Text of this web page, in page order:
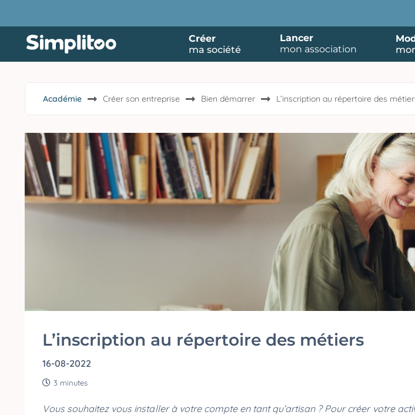
Créer
ma société
Lancer
mon association
Académie Créer son entreprise Bien démarrer L’inscription au répertoire des
L’inscription au répertoire des métiers
16-08-2022
3 minutes
Vous souhaitez vous installer à votre compte en tant qu’artisan ? Pour créer votre